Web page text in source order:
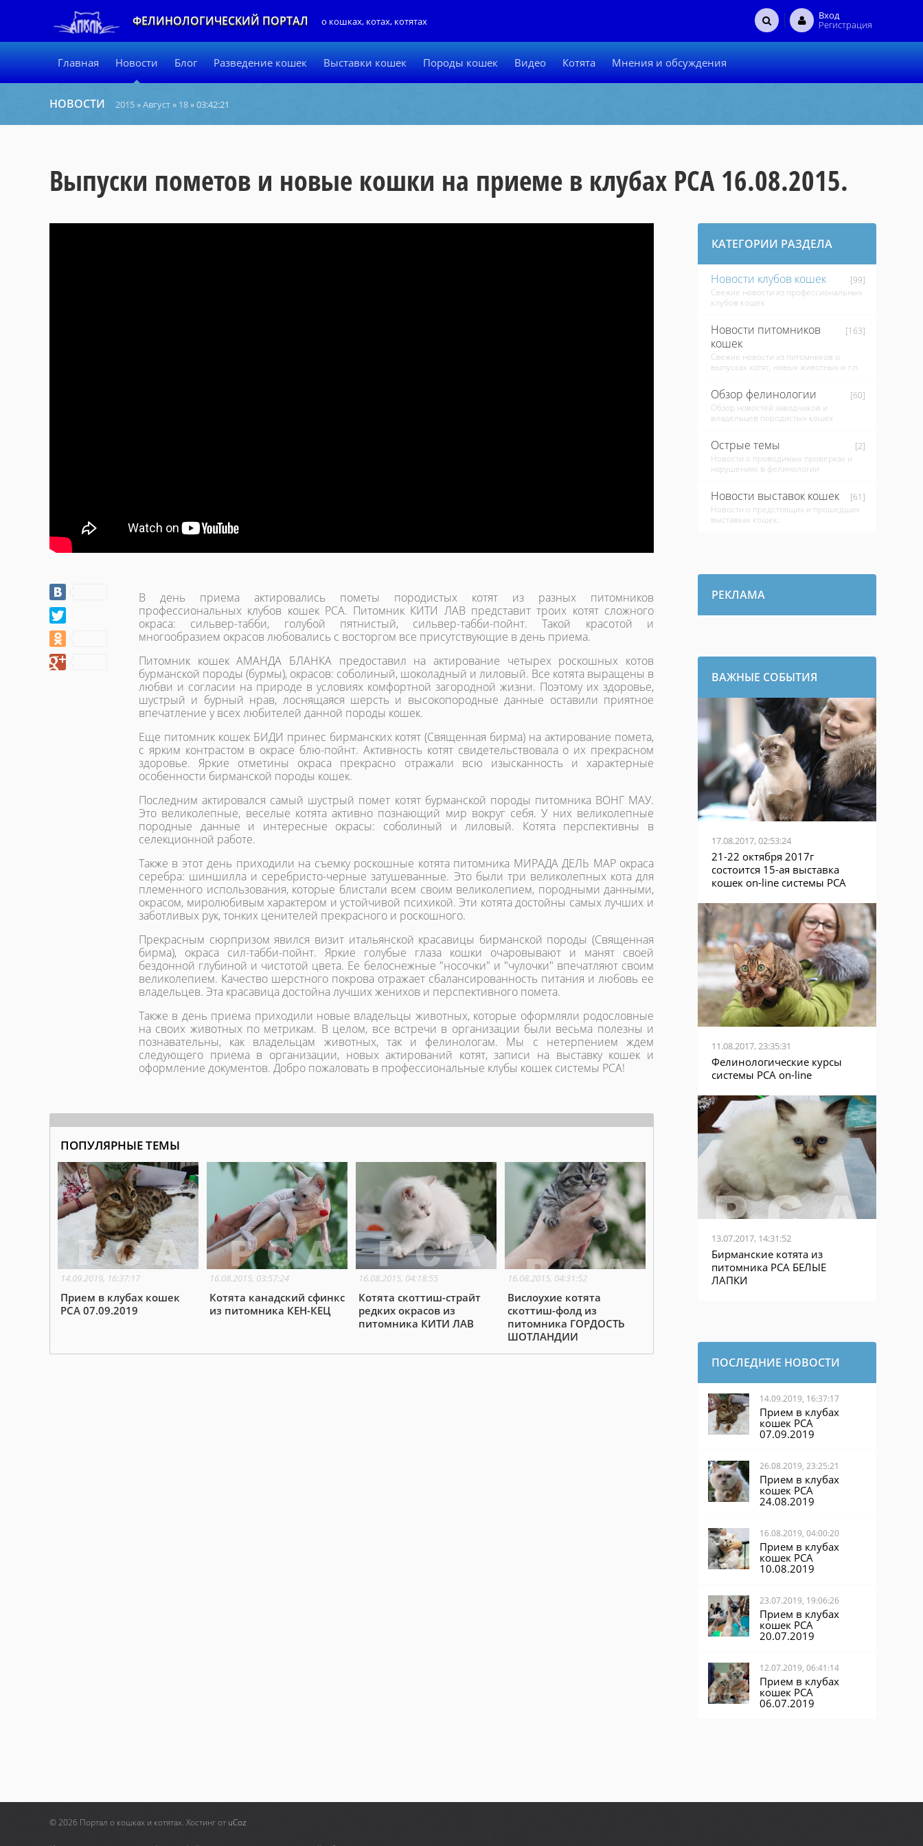
ФЕЛИНОЛОГИЧЕСКИЙ ПОРТАЛ о кошках, котах, котятах Вход
Регистрация
Главная Новости Блог Разведение кошек Выставки кошек Породы кошек Видео Котята Мнения и обсуждения
НОВОСТИ 2015»Август» 18» 03:42:21
Выпуски пометов и новые кошки на приеме в клубах PCA 16.08.2015.
В день приема актировались пометы породистых котят из разных питомников
профессиональных клубов кошек РСА. Питомник КИТИ ЛАВ представит троих котят сложного
окраса: сильвер-табби, голубой пятнистый, сильвер-табби-пойнт. Такой красотой и
многообразием окрасов любовались с восторгом все присутствующие в день приема.
Питомник кошек АМАНДА БЛАНКА предоставил на актирование четырех роскошных котов
бурманской породы (бурмы), окрасов: соболиный, шоколадный и лиловый. Все котята выращены в
любви и согласии на природе в условиях комфортной загородной жизни. Поэтому их здоровье,
шустрый и бурный нрав, лоснящаяся шерсть и высокопородные данные оставили приятное
впечатление у всех любителей данной породы кошек.
Еще питомник кошек БИДИ принес бирманских котят (Священная бирма) на актирование помета,
с ярким контрастом в окрасе блю-пойнт. Активность котят свидетельствовала о их прекрасном
здоровье. Яркие отметины окраса прекрасно отражали всю изысканность и характерные
особенности бирманской породы кошек.
Последним актировался самый шустрый помет котят бурманской породы питомника ВОНГ МАУ.
Это великолепные, веселые котята активно познающий мир вокруг себя. У них великолепные
породные данные и интересные окрасы: соболиный и лиловый. Котята перспективны в
селекционной работе.
Также в этот день приходили на съемку роскошные котята питомника МИРАДА ДЕЛЬ МАР окраса
серебра: шиншилла и серебристо-черные затушеванные. Это были три великолепных кота для
племенного использования, которые блистали всем своим великолепием, породными данными,
окрасом, миролюбивым характером и устойчивой психикой. Эти котята достойны самых лучших и
заботливых рук, тонких ценителей прекрасного и роскошного.
Прекрасным сюрпризом явился визит итальянской красавицы бирманской породы (Священная
бирма), окраса сил-табби-пойнт. Яркие голубые глаза кошки очаровывают и манят своей
бездонной глубиной и чистотой цвета. Ее белоснежные "носочки" и "чулочки" впечатляют своим
великолепием. Качество шерстного покрова отражает сбалансированность питания и любовь ее
владельцев. Эта красавица достойна лучших женихов и перспективного помета.
Также в день приема приходили новые владельцы животных, которые оформляли родословные
на своих животных по метрикам. В целом, все встречи в организации были весьма полезны и
познавательны, как владельцам животных, так и фелинологам. Мы с нетерпением ждем
следующего приема в организации, новых актирований котят, записи на выставку кошек и
оформление документов. Добро пожаловать в профессиональные клубы кошек системы РСА!
ПОПУЛЯРНЫЕ ТЕМЫ
14.09.2019, 16:37:17
Прием в клубах кошек
PCA 07.09.2019
16.08.2015, 03:57:24
Котята канадский сфинкс
из питомника КЕН-КЕЦ
16.08.2015, 04:18:55
Котята скоттиш-страйт
редких окрасов из
питомника КИТИ ЛАВ
16.08.2015, 04:31:52
Вислоухие котята
скоттиш-фолд из
питомника ГОРДОСТЬ
ШОТЛАНДИИ
КАТЕГОРИИ РАЗДЕЛА
Новости клубов кошек
[99]
Свежие новости из профессиональных
клубов кошек
Новости питомников
кошек
[163]
Свежие новости из питомников о
выпусках котят, новых животных и т.п.
Обзор фелинологии
[60]
Обзор новостей заводчиков и
владельцев породистых кошек
Острые темы
[2]
Новости о проводимых проверках и
нарушениях в фелинологии
Новости выставок кошек
[61]
Новости о предстоящих и прошедших
выставках кошек.
РЕКЛАМА
ВАЖНЫЕ СОБЫТИЯ
17.08.2017, 02:53:24
21-22 октября 2017г
состоится 15-ая выставка
кошек on-line системы PCA
11.08.2017, 23:35:31
Фелинологические курсы
системы PCA on-line
13.07.2017, 14:31:52
Бирманские котята из
питомника PCA БЕЛЫЕ
ЛАПКИ
ПОСЛЕДНИЕ НОВОСТИ
14.09.2019, 16:37:17
Прием в клубах
кошек PCA
07.09.2019
26.08.2019, 23:25:21
Прием в клубах
кошек PCA
24.08.2019
16.08.2019, 04:00:20
Прием в клубах
кошек PCA
10.08.2019
23.07.2019, 19:06:26
Прием в клубах
кошек PCA
20.07.2019
12.07.2019, 06:41:14
Прием в клубах
кошек PCA
06.07.2019
© 2026 Портал о кошках и котятах. Хостинг от uCoz